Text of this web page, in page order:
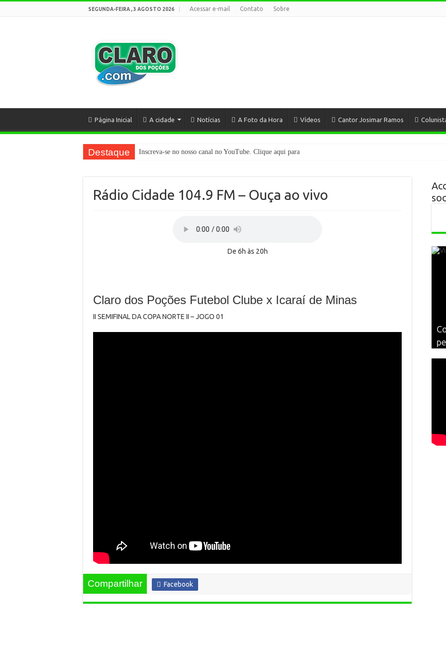
SEGUNDA-FEIRA , 3 AGOSTO 2026 Acessar e-mail Contato Sobre
Página Inicial A cidade Notícias A Foto da Hora Vídeos Cantor Josimar Ramos
Destaque Inscreva-se no nosso canal no YouTube. Clique aqui para acessar.
Rádio Cidade 104.9 FM – Ouça ao vivo
De 6h às 20h
Claro dos Poções Futebol Clube x Icaraí de Minas
II SEMIFINAL DA COPA NORTE II – JOGO 01
Compartilhar Facebook
e